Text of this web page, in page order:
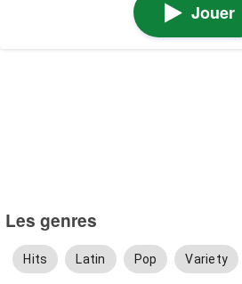
Jouer
Les genres
Hits Latin Pop Variety